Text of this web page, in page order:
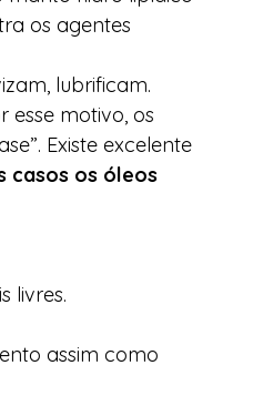
os agentes
lubrificam.
esse motivo, os
Existe excelente
casos os óleos
livres.
assim como